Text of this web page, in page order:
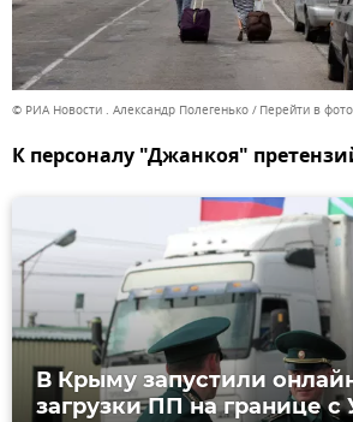
© РИА Новости . Александр Полегенько Перейти в
К персоналу "Джанкоя"
В Крыму запустили
загрузки ПП на границе с